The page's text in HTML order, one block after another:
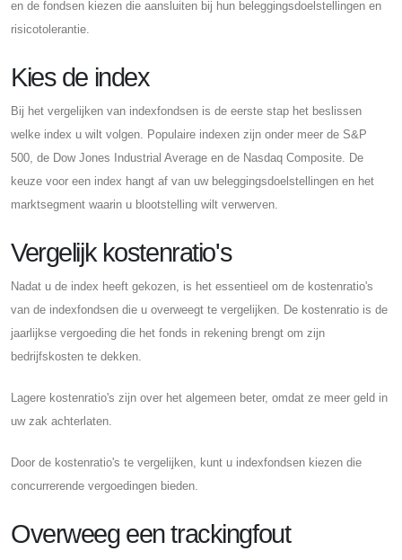
en de fondsen kiezen die aansluiten bij hun beleggingsdoelstellingen en
risicotolerantie.
Kies de index
Bij het vergelijken van indexfondsen is de eerste stap het beslissen
welke index u wilt volgen. Populaire indexen zijn onder meer de S&P
500, de Dow Jones Industrial Average en de Nasdaq Composite. De
keuze voor een index hangt af van uw beleggingsdoelstellingen en het
marktsegment waarin u blootstelling wilt verwerven.
Vergelijk kostenratio's
Nadat u de index heeft gekozen, is het essentieel om de kostenratio's
van de indexfondsen die u overweegt te vergelijken. De kostenratio is de
jaarlijkse vergoeding die het fonds in rekening brengt om zijn
bedrijfskosten te dekken.
Lagere kostenratio's zijn over het algemeen beter, omdat ze meer geld in
uw zak achterlaten.
Door de kostenratio's te vergelijken, kunt u indexfondsen kiezen die
concurrerende vergoedingen bieden.
Overweeg een trackingfout